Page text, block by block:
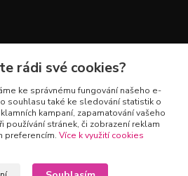
rádi své cookies?
ke správnému fungování našeho e-
souhlasu také ke sledování statistik o
kampaní, zapamatování vašeho
používání stránek, či zobrazení reklam
preferencím. Více k využití cookies